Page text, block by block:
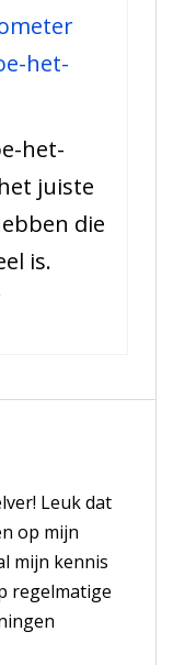
het-
het-
juiste
die
is.
:
beste
de
klusser
of
doe-
Leuk dat
op mijn
mijn kennis
regelmatige